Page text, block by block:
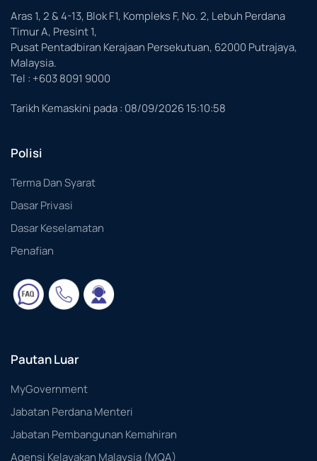
Aras 1, 2 & 4-13, Blok F1, Kompleks F, No. 2, Lebuh Perdana
Timur A, Presint 1,
Pusat Pentadbiran Kerajaan Persekutuan, 62000 Putrajaya,
Malaysia.
Tel : +603 8091 9000
Tarikh Kemaskini pada : 08/09/2026 15:10:58
Polisi
Terma Dan Syarat
Dasar Privasi
Dasar Keselamatan
Penafian
Pautan Luar
MyGovernment
Jabatan Perdana Menteri
Jabatan Pembangunan Kemahiran
Agensi Kelayakan Malaysia (MQA)